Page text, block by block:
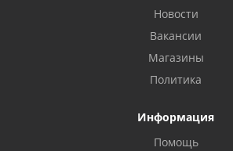
Новости
Вакансии
Магазины
Политика
Информация
Помощь